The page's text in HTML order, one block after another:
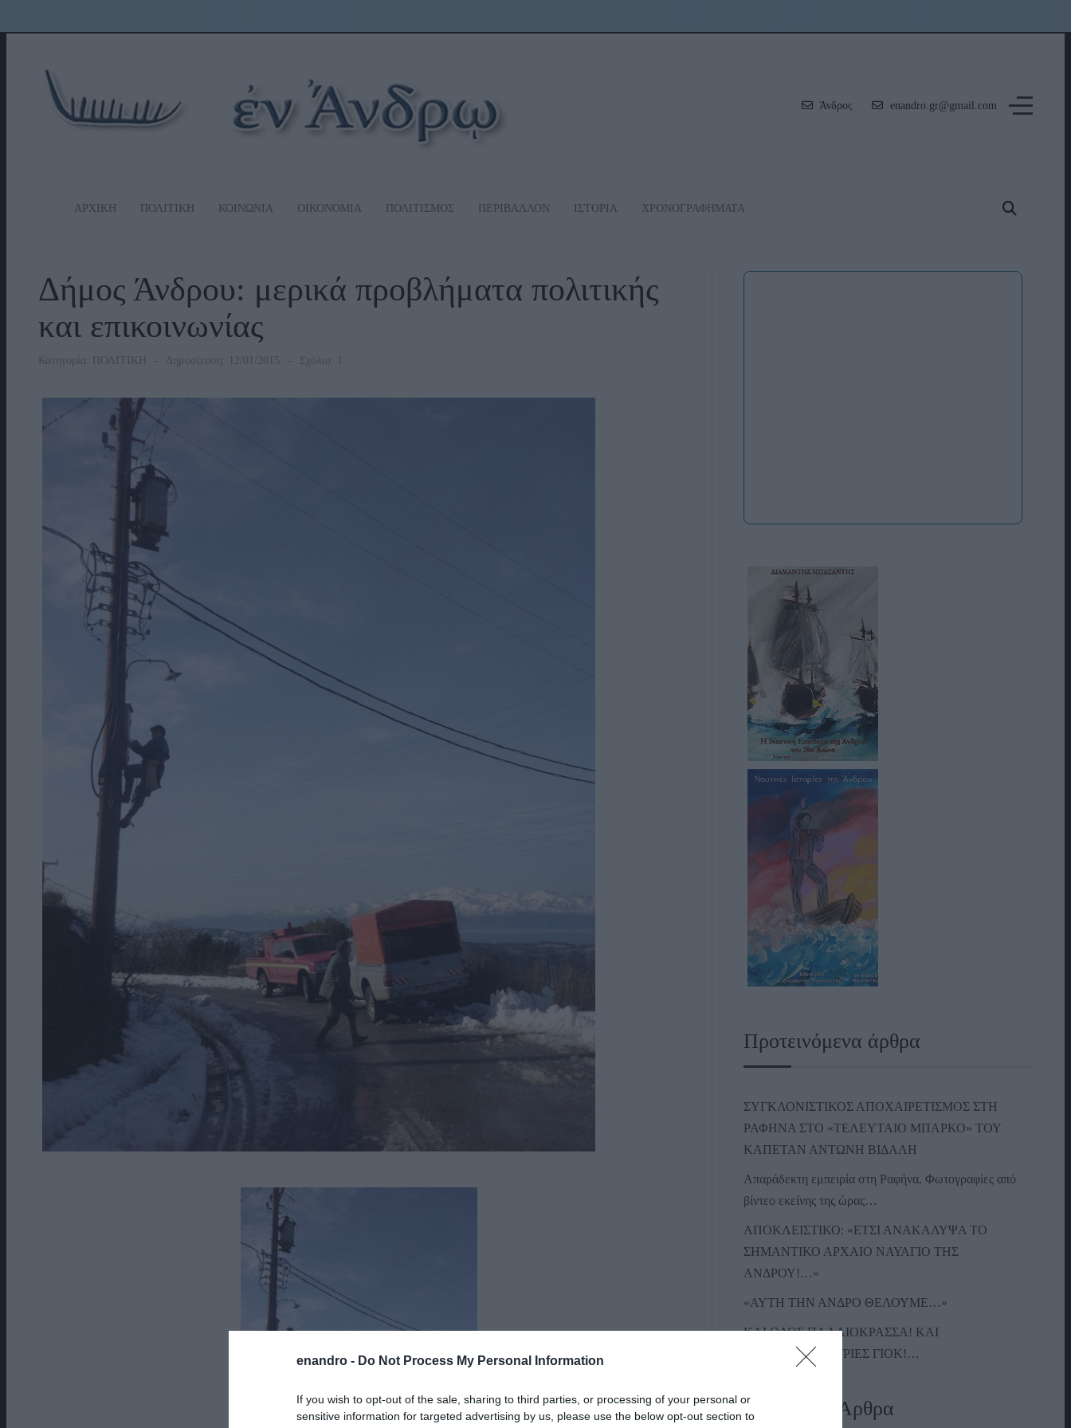
enandro - Do Not Process My Personal Information
If you wish to opt-out of the sale, sharing to third parties, or processing of your personal or
sensitive information for targeted advertising by us, please use the below opt-out section to
Άνδρος enandro.gr@gmail.com
ΑΡΧΙΚΗ ΠΟΛΙΤΙΚΗ ΚΟΙΝΩΝΙΑ ΟΙΚΟΝΟΜΙΑ ΠΟΛΙΤΙΣΜΟΣ ΠΕΡΙΒΑΛΛΟΝ ΙΣΤΟΡΙΑ ΧΡΟΝΟΓΡΑΦΗΜΑΤΑ
Δήμος Άνδρου: μερικά προβλήματα πολιτικής
και επικοινωνίας
Κατηγορία: ΠΟΛΙΤΙΚΗ Δημοσίευση: 12/01/2015 Σχόλιο: 1
Προτεινόμενα άρθρα
ΣΥΓΚΛΟΝΙΣΤΙΚΟΣ ΑΠΟΧΑΙΡΕΤΙΣΜΟΣ ΣΤΗ
ΡΑΦΗΝΑ ΣΤΟ «ΤΕΛΕΥΤΑΙΟ ΜΠΑΡΚΟ» ΤΟΥ
ΚΑΠΕΤΑΝ ΑΝΤΩΝΗ ΒΙΔΑΛΗ
Απαράδεκτη εμπειρία στη Ραφήνα. Φωτογραφίες από
βίντεο εκείνης της ώρας…
ΑΠΟΚΛΕΙΣΤΙΚΟ: «ΕΤΣΙ ΑΝΑΚΑΛΥΨΑ ΤΟ
ΣΗΜΑΝΤΙΚΟ ΑΡΧΑΙΟ ΝΑΥΑΓΙΟ ΤΗΣ
ΑΝΔΡΟΥ!…»
«ΑΥΤΗ ΤΗΝ ΑΝΔΡΟ ΘΕΛΟΥΜΕ…»
ΚΑΙ ΟΔΟΣ ΠΑΛΑIΟΚΡΑΣΣΑ! ΚΑΙ
ΑΝΕΜΟΓΕΝΝΗΤΡΙΕΣ ΓΙΟΚ!…
Πρόσφατα Άρθρα